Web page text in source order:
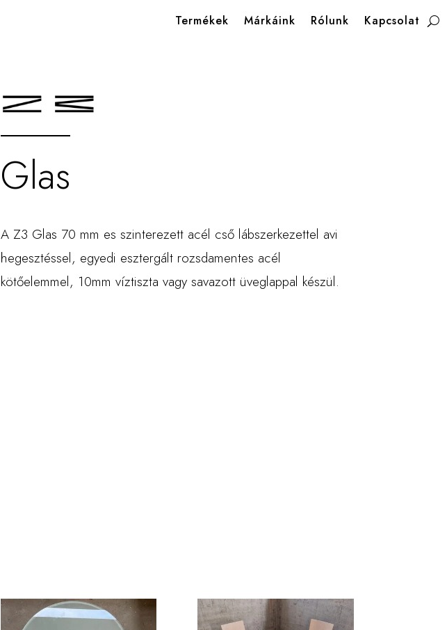
Termékek Márkáink Rólunk Kapcsolat
Glas
A Z3 Glas 70 mm es szinterezett acél cső lábszerkezettel avi
hegesztéssel, egyedi esztergált rozsdamentes acél
kötőelemmel, 10mm víztiszta vagy savazott üveglappal készül.